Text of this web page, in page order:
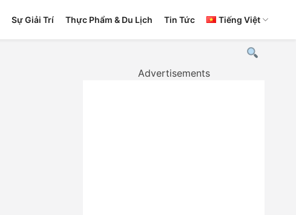
Sự Giải Trí Thực Phẩm & Du Lịch Tin Tức Tiếng Việt
Advertisements